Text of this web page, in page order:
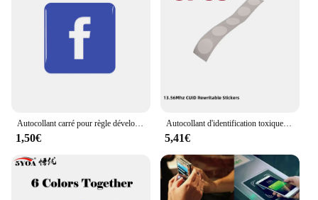
Autocollant carré pour règle développe Google, étiquette d'élection, étiquettes Xy, 13.56MHz, programmable, tactile NDavid, NTAGgem, NDavid, Facebook, 30mm
1,50€
Autocollant d'identification toxique modifiable, incrustation de support RFID, secteur d'étiquette NDavid, 0 nuits, carte de proximité réinscriptible, clone de badge de copie, S50, 1K, 13.56MHz
5,41€